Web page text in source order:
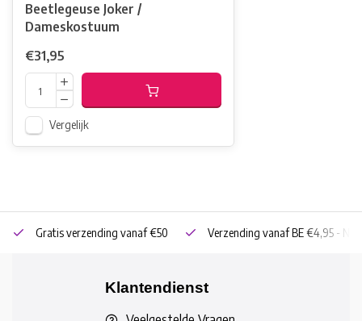
Beetlegeuse Joker /
Dameskostuum
€31,95
Vergelijk
Gratis verzending vanaf €50 Verzending vanaf BE €4,95 - NL
Klantendienst